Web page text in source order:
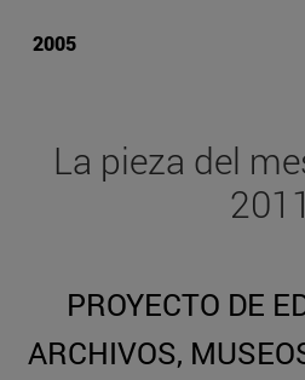
2005
La pieza del
2011
PROYECTO DE
ARCHIVOS,